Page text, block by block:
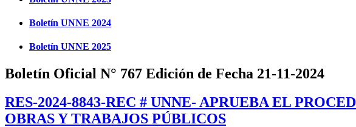
Boletín UNNE 2024
Boletín UNNE 2025
Boletín Oficial N° 767 Edición de Fecha 21-11-2024
RES-2024-8843-REC # UNNE- APRUEBA EL
OBRAS Y TRABAJOS PÚBLICOS